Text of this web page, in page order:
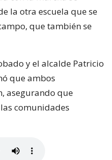
la otra escuela que se
que también se
y el alcalde Patricio
que ambos
asegurando que
comunidades